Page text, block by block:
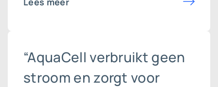
“AquaCell verbruikt geen
stroom en zorgt voor